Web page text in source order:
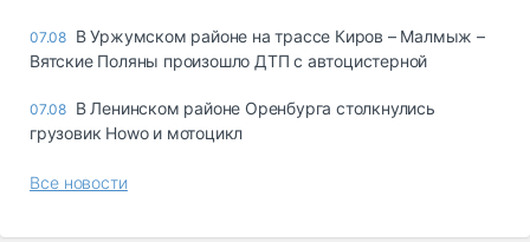
07.08 В Уржумском районе на трассе Киров – Малмыж –
Вятские Поляны произошло ДТП с автоцистерной
07.08 В Ленинском районе Оренбурга столкнулись
грузовик Howo и мотоцикл
Все новости